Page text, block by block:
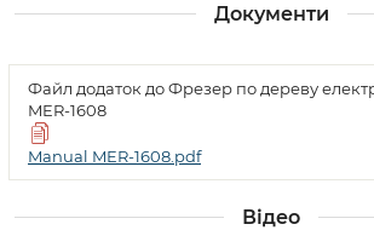
Документи
Файл додаток до Фрезер по дереву
MER-1608
Manual MER-1608.pdf
Відео